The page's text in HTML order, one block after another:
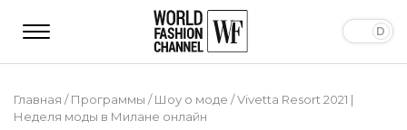
Главная /Программы /Шоу о моде /Vivetta Resort 2021 |
Неделя моды в Милане онлайн